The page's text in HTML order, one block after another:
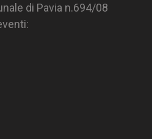
di Pavia n.694/08